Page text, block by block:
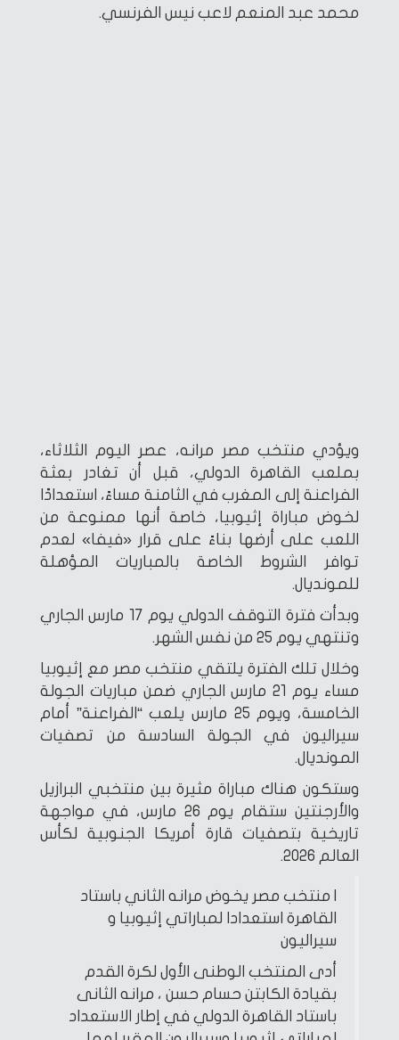
محمد عبد المنعم لاعب نيس الفرنسي.
ويؤدي منتخب مصر مرانه، عصر اليوم الثلاثاء،
بملعب القاهرة الدولي، قبل أن تغادر بعثة
الفراعنة إلى المغرب في الثامنة مساءً، استعدادًا
لخوض مباراة إثيوبيا، خاصة أنها ممنوعة من
اللعب على أرضها بناءً على قرار «فيفا» لعدم
توافر الشروط الخاصة بالمباريات المؤهلة
للمونديال.
وبدأت فترة التوقف الدولي يوم 17 مارس الجاري
وتنتهي يوم 25 من نفس الشهر.
وخلال تلك الفترة يلتقي منتخب مصر مع إثيوبيا
مساء يوم 21 مارس الجاري ضمن مباريات الجولة
الخامسة، ويوم 25 مارس يلعب “الفراعنة” أمام
سيراليون في الجولة السادسة من تصفيات
المونديال.
وستكون هناك مباراة مثيرة بين منتخبي البرازيل
والأرجنتين ستقام يوم 26 مارس، في مواجهة
تاريخية بتصفيات قارة أمريكا الجنوبية لكأس
العالم 2026.
| منتخب مصر يخوض مرانه الثاني باستاد
القاهرة استعدادا لمباراتي إثيوبيا و
سيراليون
أدى المنتخب الوطنى الأول لكرة القدم
بقيادة الكابتن حسام حسن ، مرانه الثانى
باستاد القاهرة الدولي في إطار الاستعداد